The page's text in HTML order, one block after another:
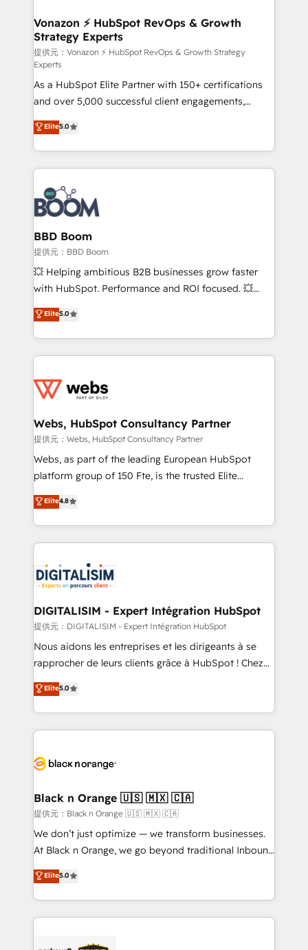
➤ L’intégration de CRM et de méthodologie RevOps
pour aligner les équipes marketing, commerciales et
support client (data migration, synchronisation API,
audit et maintenance) ➤ La création de sites internet
de conversion qui transforment les visiteurs en
opportunités d'affaires ➤ La mise en place de
stratégies d'acquisition marketing (SEO, SEA,
inbound, automatisation marketing, ABM, IA,
emailing) Informations clés : - 10 ans d'expérience -
100+ intégrations CRM HubSpot réussies - 40
experts conseil - 150 certifications HubSpot
cumulées
Vonazon ⚡ HubSpot RevOps & Growth
Strategy Experts
提供元：Vonazon ⚡ HubSpot RevOps & Growth Strategy
Experts
As a HubSpot Elite Partner with 150+ certifications
and over 5,000 successful client engagements,
Vonazon turns marketing complexity into
measurable, scalable growth. From onboarding to
enterprise-grade campaigns, our in-house team
builds scalable strategies that drive long-term
revenue. ⚙️ HubSpot Integration & Optimization •
Seamless CRM, CMS, and automation setup •
Complex platform migrations and data cleanups •
Custom APIs and third-party integrations 📈 End-to-
End Revenue Acceleration • Lifecycle marketing and
pipeline growth programs • Sales enablement tools
and CRM optimization • Retention strategies with
Execution • 750+ onboardings and 2,000+
implementations • Deep expertise across marketing,
Elite5.0
BBD Boom
提供元：BBD Boom
💥 Helping ambitious B2B businesses grow faster
with HubSpot. Performance and ROI focused. 💥
BBD Boom is the HubSpot partner that can help you
to HubSpot Better. We work with your teams to
solve all your HubSpot challenges and improve user
adoption, sales process and marketing results.
the first time 🔧 Designing and optimising your
and build using HubSpot 🔌 Integrating HubSpot
with other systems 🎓 Training your teams to be
HubSpot pros 📊 Lead generation services using
HubSpot Why us? - SIX HubSpot Accreditations -
CRM, Solutions Architecture, Onboarding , Data
Migration, Custom Integration & Platform
team of 25+ experts Contact us today to help you
get more from your investment in HubSpot.
Elite5.0
Webs, HubSpot Consultancy Partner
提供元：Webs, HubSpot Consultancy Partner
Webs, as part of the leading European HubSpot
platform group of 150 Fte, is the trusted Elite
HubSpot CRM Partner offering you a roadmap on
maximizing EBITDA and achieving Commercial
Excellence. With our targeted processes, we
strengthen your digital transformation and minimize
Implementation partner, we provide expertise to
drive your business forward. Since 2015 we are fully
dedicated to HubSpot and with an experienced
team (50+), we work with reputable companies in
B2B sectors such as manufacturing, SaaS and
business services. We prepare a customized
impact of your digital transformation, including a
detailed financial rationale with a focus on ROI and
embark on a transformational journey that sets your
business up for long-term success. Unlock your
business. If not now, when?
Elite4.8
DIGITALISIM - Expert Intégration HubSpot
提供元：DIGITALISIM - Expert Intégration HubSpot
Nous aidons les entreprises et les dirigeants à se
rapprocher de leurs clients grâce à HubSpot ! Chez
DIGITALISIM, nous avons l'intime conviction que la
réussite des entreprises passe par l’innovation web,
le marketing digital, et la relation client ! C'est
pourquoi, nos experts sont à la fois capables de
référencement, votre stratégie digitale et le pilotage
projet HubSpot avec DIGITALISIM : 🧽 Nettoyage,
migration et intégration des bases de données. 🚀
Développement des interfaces avec vos logiciels
métiers ⚙️ Configuration de la plateforme HubSpot
Book Process & Guidelines utilisateurs 🎓
Formations des utilisateurs
Elite5.0
Black n Orange 🇺🇸 🇲🇽 🇨🇦
提供元：Black n Orange 🇺🇸 🇲🇽 🇨🇦
We don’t just optimize — we transform businesses.
At Black n Orange, we go beyond traditional Inbound
Marketing with our exclusive methodologies:
BOOMS and BOOST. Together, they form a powerful
combination that has driven success for over 800
businesses worldwide. As Elite HubSpot Partners, we
Elite5.0